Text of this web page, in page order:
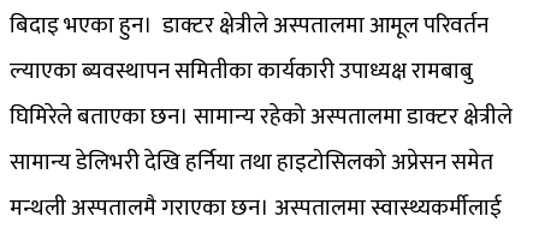
बिदाइ भएका हुन। डाक्टर क्षेत्रीले अस्पतालमा आमूल परिवर्तन
ल्याएका ब्यवस्थापन समितीका कार्यकारी उपाध्यक्ष रामबाबु
घिमिरेले बताएका छन। सामान्य रहेको अस्पतालमा डाक्टर क्षेत्रीले
सामान्य डेलिभरी देखि हर्निया तथा हाइटोसिलको अप्रेसन समेत
मन्थली अस्पतालमै गराएका छन। अस्पतालमा स्वास्थ्यकर्मीलाई